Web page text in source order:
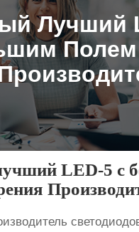
Лучший
Полем
LED-5 с